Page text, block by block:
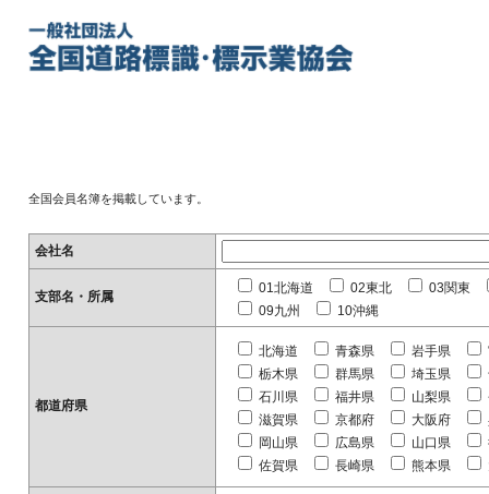
全国会員名簿を掲載しています。
会社名
支部名・所属
01北海道 02東北
03関東
09九州
10沖縄
都道府県
北海道 青森県 岩手県
栃木県
群馬県 埼玉県
石川県
福井県 山梨県
滋賀県
京都府 大阪府
岡山県
広島県 山口県
佐賀県
長崎県 熊本県